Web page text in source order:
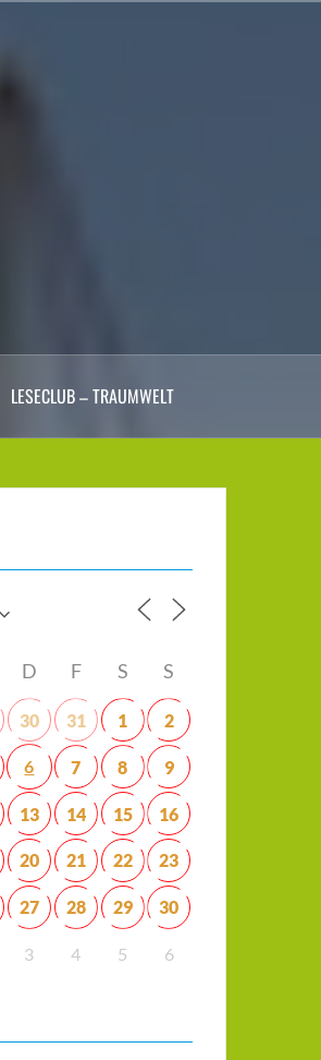
LESECLUB – TRAUMWELT
D F S S
30 31 1 2
6 7 8 9
13 14 15 16
20 21 22 23
27 28 29 30
3 4 5 6